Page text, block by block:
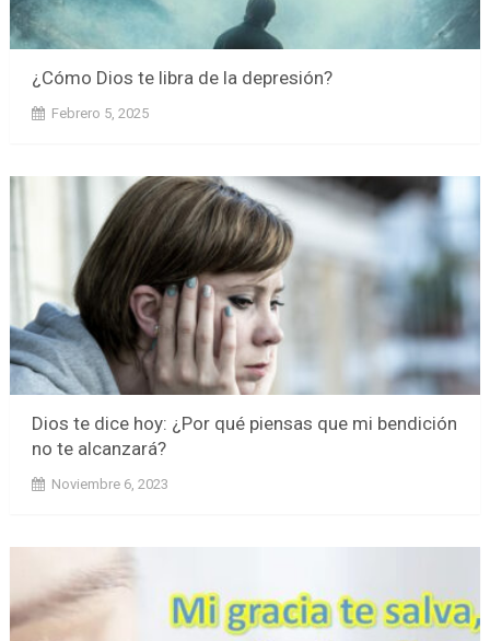
¿Cómo Dios te libra de la depresión?
Febrero 5, 2025
Dios te dice hoy: ¿Por qué piensas que mi bendición
no te alcanzará?
Noviembre 6, 2023